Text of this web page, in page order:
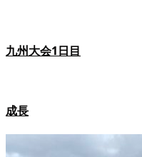
九州大会1日目
成長